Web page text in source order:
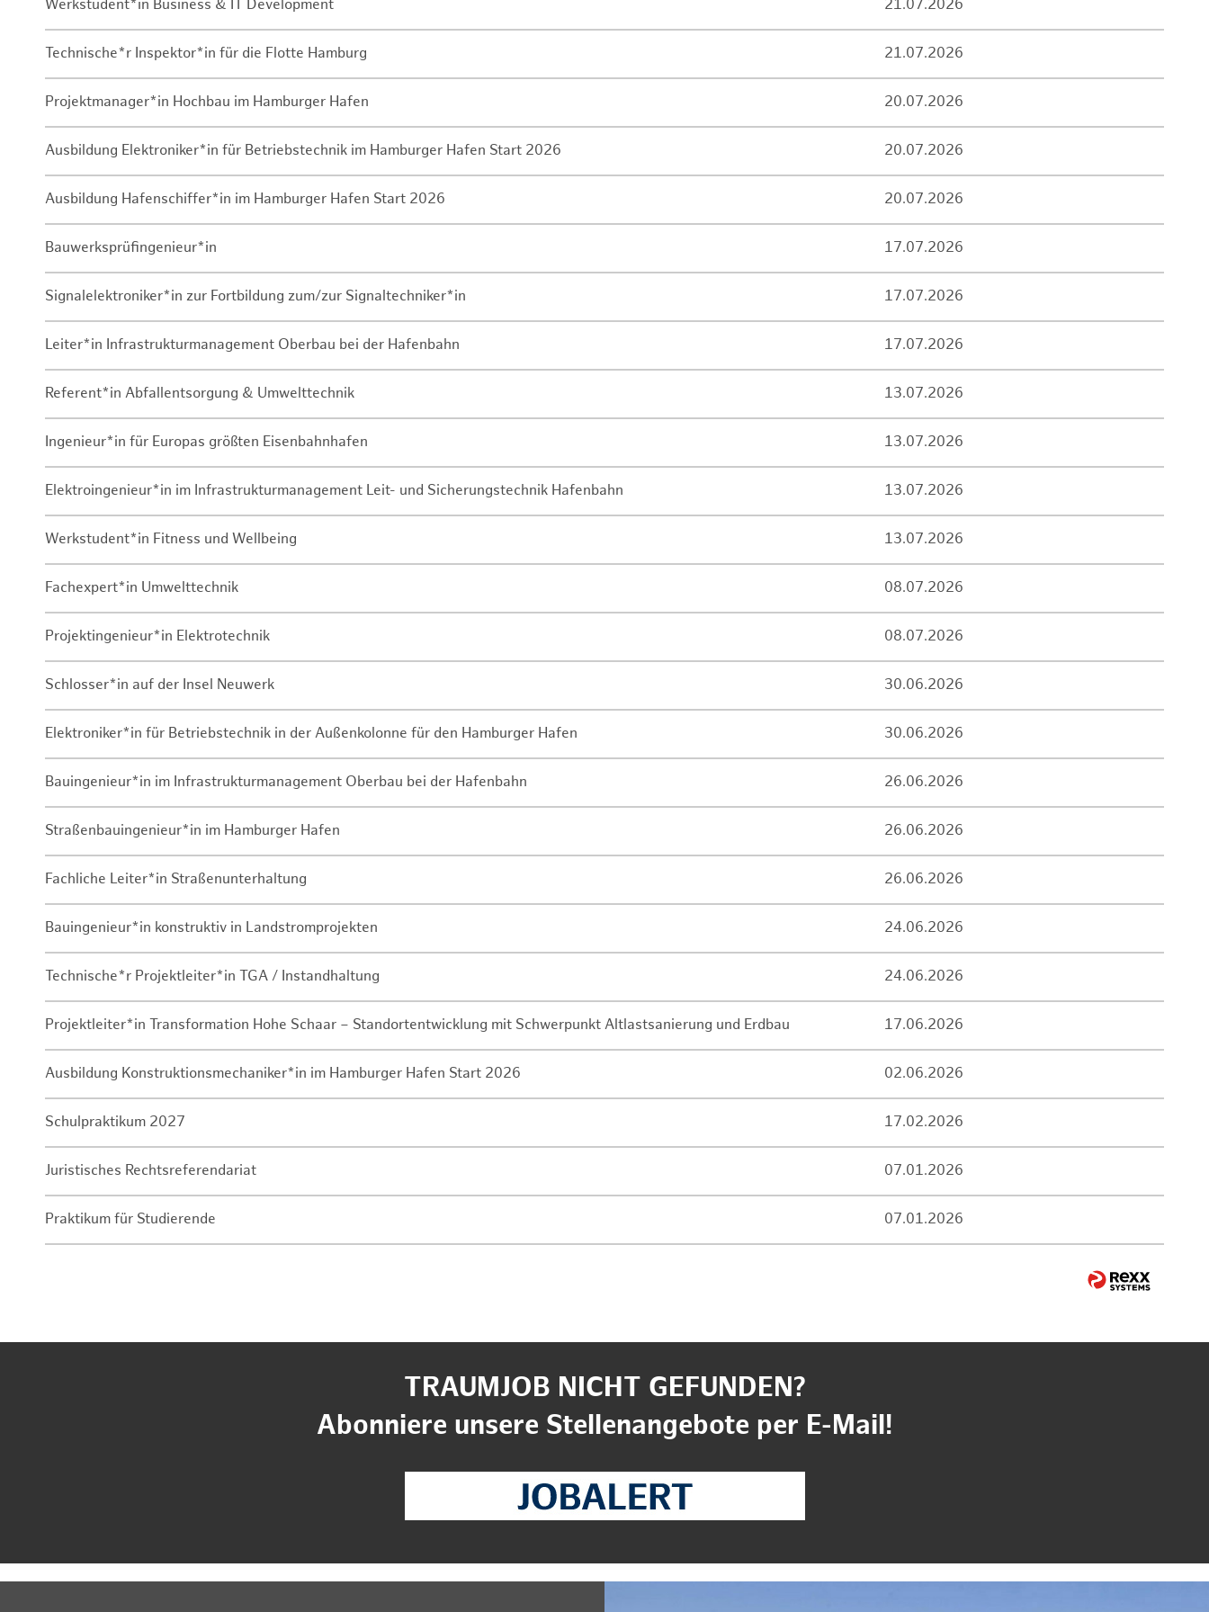
Werkstudent*in Business & IT Development 21.07.2026
Technische*r Inspektor*in für die Flotte Hamburg 21.07.2026
Projektmanager*in Hochbau im Hamburger Hafen 20.07.2026
Ausbildung Elektroniker*in für Betriebstechnik im Hamburger Hafen Start 2026 20.07.2026
Ausbildung Hafenschiffer*in im Hamburger Hafen Start 2026 20.07.2026
Bauwerksprüfingenieur*in 17.07.2026
Signalelektroniker*in zur Fortbildung zum/zur Signaltechniker*in 17.07.2026
Leiter*in Infrastrukturmanagement Oberbau bei der Hafenbahn 17.07.2026
Referent*in Abfallentsorgung & Umwelttechnik 13.07.2026
Ingenieur*in für Europas größten Eisenbahnhafen 13.07.2026
Elektroingenieur*in im Infrastrukturmanagement Leit- und Sicherungstechnik Hafenbahn 13.07.2026
Werkstudent*in Fitness und Wellbeing 13.07.2026
Fachexpert*in Umwelttechnik 08.07.2026
Projektingenieur*in Elektrotechnik 08.07.2026
Schlosser*in auf der Insel Neuwerk 30.06.2026
Elektroniker*in für Betriebstechnik in der Außenkolonne für den Hamburger Hafen 30.06.2026
Bauingenieur*in im Infrastrukturmanagement Oberbau bei der Hafenbahn 26.06.2026
Straßenbauingenieur*in im Hamburger Hafen 26.06.2026
Fachliche Leiter*in Straßenunterhaltung 26.06.2026
Bauingenieur*in konstruktiv in Landstromprojekten 24.06.2026
Technische*r Projektleiter*in TGA / Instandhaltung 24.06.2026
Projektleiter*in Transformation Hohe Schaar – Standortentwicklung mit Schwerpunkt Altlastsanierung und Erdbau 17.06.2026
Ausbildung Konstruktionsmechaniker*in im Hamburger Hafen Start 2026 02.06.2026
Schulpraktikum 2027 17.02.2026
Juristisches Rechtsreferendariat 07.01.2026
Praktikum für Studierende 07.01.2026
TRAUMJOB NICHT GEFUNDEN?
Abonniere unsere Stellenangebote per E-Mail!